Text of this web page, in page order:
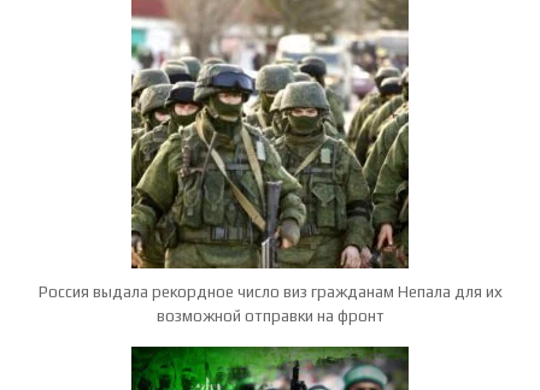
Россия выдала рекордное число виз гражданам Непала для их
возможной отправки на фронт